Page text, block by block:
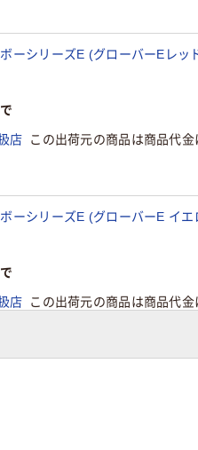
ーシリーズE (グローバーEレ
店 この出荷元の商品は商品代金
ーシリーズE (グローバーE イ
店 この出荷元の商品は商品代金